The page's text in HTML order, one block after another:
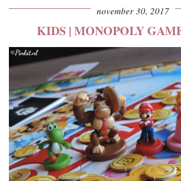
november 30, 2017
KIDS | MONOPOLY